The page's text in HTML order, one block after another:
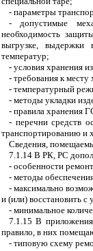
- параметры
- допустимые
необходимость
выгрузке, выдержки
температур;
- условия хранения
- требования к месту
- температурный
- методы укладки
- правила хранения
- перечни средств
транспортированию и
Сведения,
7.1.14 В РК, РС
- особенности
- методы
- максимально
и (или) восстановить
- минимальное
7.1.15 В
правило, в них
- типовую схему